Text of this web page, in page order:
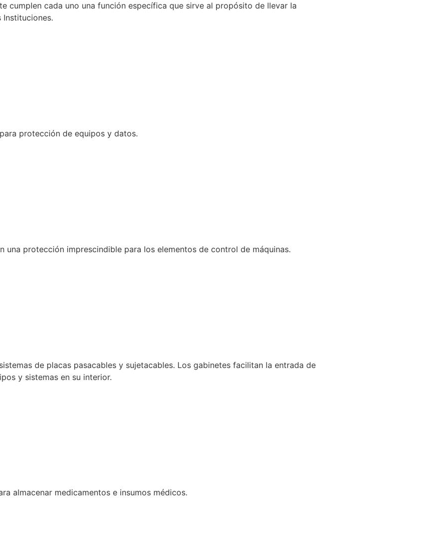
cumplen cada uno una función específica que sirve al propósito de llevar la
Instituciones.
protección de equipos y datos.
una protección imprescindible para los elementos de control de máquinas.
de placas pasacables y sujetacables. Los gabinetes facilitan la entrada de
y sistemas en su interior.
almacenar medicamentos e insumos médicos.